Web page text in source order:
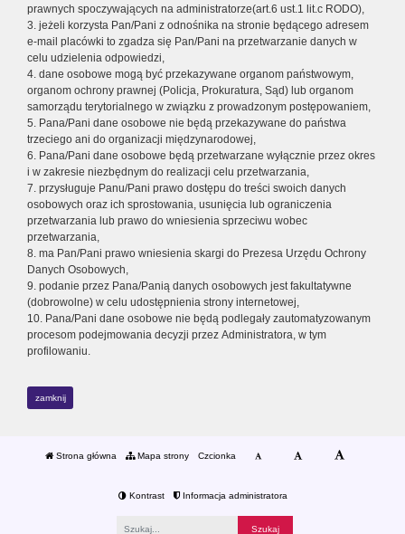
prawnych spoczywających na administratorze(art.6 ust.1 lit.c RODO),
3. jeżeli korzysta Pan/Pani z odnośnika na stronie będącego adresem
e-mail placówki to zgadza się Pan/Pani na przetwarzanie danych w
celu udzielenia odpowiedzi,
4. dane osobowe mogą być przekazywane organom państwowym,
organom ochrony prawnej (Policja, Prokuratura, Sąd) lub organom
samorządu terytorialnego w związku z prowadzonym postępowaniem,
5. Pana/Pani dane osobowe nie będą przekazywane do państwa
trzeciego ani do organizacji międzynarodowej,
6. Pana/Pani dane osobowe będą przetwarzane wyłącznie przez okres
i w zakresie niezbędnym do realizacji celu przetwarzania,
7. przysługuje Panu/Pani prawo dostępu do treści swoich danych
osobowych oraz ich sprostowania, usunięcia lub ograniczenia
przetwarzania lub prawo do wniesienia sprzeciwu wobec
przetwarzania,
8. ma Pan/Pani prawo wniesienia skargi do Prezesa Urzędu Ochrony
Danych Osobowych,
9. podanie przez Pana/Panią danych osobowych jest fakultatywne
(dobrowolne) w celu udostępnienia strony internetowej,
10. Pana/Pani dane osobowe nie będą podlegały zautomatyzowanym
procesom podejmowania decyzji przez Administratora, w tym
profilowaniu.
zamknij
Strona główna Mapa strony Czcionka
Kontrast Informacja administratora